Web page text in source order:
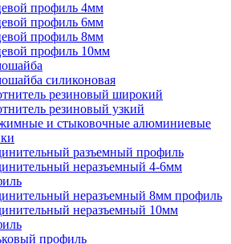
профиль 4мм
профиль 6мм
профиль 8мм
профиль 10мм
силиконовая
резиновый широкий
резиновый узкий
и стыковочные алюминиевые
разъемный профиль
неразъемный 4-6мм
неразъемный 8мм профиль
неразъемный 10мм
профиль